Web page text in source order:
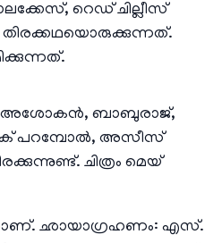
റെഡ് ചില്ലീസ്
തിരക്കഥയൊരുക്കുന്നത്.
അശോകൻ, ബാബുരാജ്,
പറമ്പോൽ, അസീസ്
ചിത്രം മെയ്
ഛായാഗ്രഹണം: എസ്.